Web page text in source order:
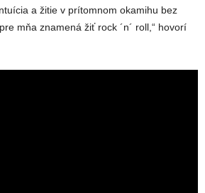
a žitie v prítomnom okamihu bez
mňa znamená žiť rock ´n´ roll,“ hovorí